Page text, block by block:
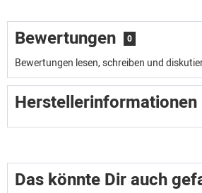
Bewertungen 0
Bewertungen lesen, schreiben und
Herstellerinformationen
Das könnte Dir auch